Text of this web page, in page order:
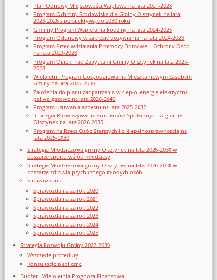
Plan Odnowy Miejscowości Waplewo na lata 2021-2028
Program Ochrony Środowiska dla Gminy Olsztynek na lata
2023-2026 z perspektywą do 2030 roku
Gminny Program Wspierania Rodziny na lata 2024-2026
Program Osłonowy w zakresie dożywiania na lata 2024-2028
Program Przeciwdziałania Przemocy Domowej i Ochrony Osób
na lata 2023-2028
Program Opieki nad Zabytkami Gminy Olsztynek na lata 2025-
2028
Wieloletni Program Gospodarowania Mieszkaniowym Zasobem
Gminy na lata 2026-2030
Założenia do planu zaopatrzenia w ciepło, energię elektryczna i
paliwa gazowe na lata 2026-2040
Program usuwania azbestu na lata 2025-2032
Strategia Rozwiązywania Problemów Społecznych w gminie
Olsztynek na lata 2026-2035
Program na Rzecz Osób Starszych i z Niepełnosprawnością na
lata 2025-2030
Strategia Młodzieżowa gminy Olsztynek na lata 2026-2030 w
obszarze sportu wśród młodzieży
Strategia Młodzieżowa gminy Olsztynek na lata 2026-2030 w
obszarze zdrowia psychicznego młodych osób
Sprawozdania
Sprawozdania za rok 2020
Sprawozdania za rok 2021
Sprawozdania za rok 2022
Sprawozdania za rok 2023
Sprawozdania za rok 2024
Sprawozdania za rok 2025
Strategia Rozwoju Gminy 2022-2030
Wszczęcie procedury
Konsultacje publiczne
Budżet i Wieloletnia Prognoza Finansowa